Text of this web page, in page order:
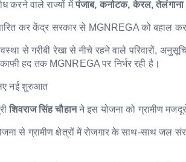
करने वाले राज्यों मेंपंजाब, कर्नाटक, केरल,
पारित कर केंद्र सरकार से MGNREGA को बहाल
से गरीबी रेखा से नीचे रहने वाले परिवारों,
हद तक MGNREGA पर निर्भर रही है।
नई शुरुआत
शिवराज सिंह चौहानने इस योजना को ग्रामीण
से ग्रामीण क्षेत्रों में रोजगार के साथ-साथ जल